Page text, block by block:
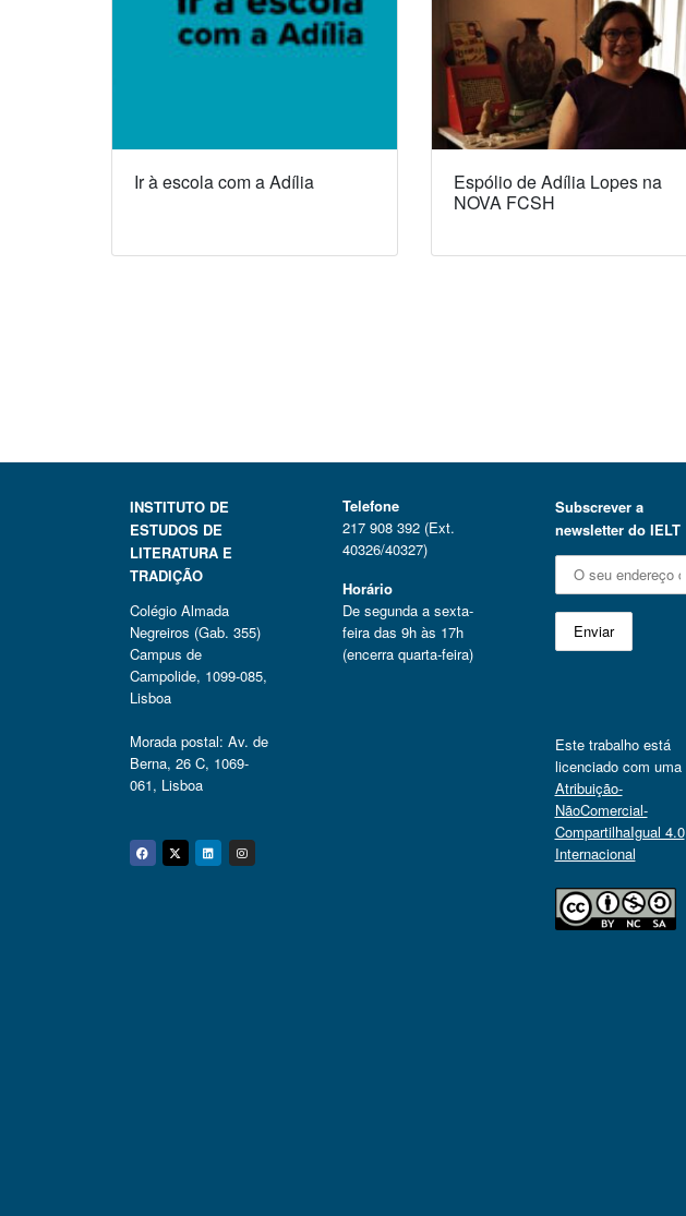
Ir à escola com a Adília
Espólio de Adília Lopes na
NOVA FCSH
INSTITUTO DE
ESTUDOS DE
LITERATURA E
TRADIÇÃO
Colégio Almada
Negreiros (Gab. 355)
Campus de
Campolide, 1099-085,
Lisboa
Morada postal: Av. de
Berna, 26 C, 1069-
061, Lisboa
Facebook
Twitter
Linkedin
Instagram
Telefone
217 908 392 (Ext.
40326/40327)
Horário
De segunda a sexta-
feira das 9h às 17h
(encerra quarta-feira)
Subscrever a
newsletter do IELT
Este trabalho está
licenciado com uma
Atribuição-
NãoComercial-
CompartilhaIgual 4.0
Internacional